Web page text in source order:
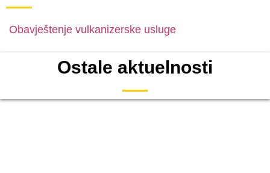
Obavještenje vulkanizerske usluge
Ostale aktuelnosti